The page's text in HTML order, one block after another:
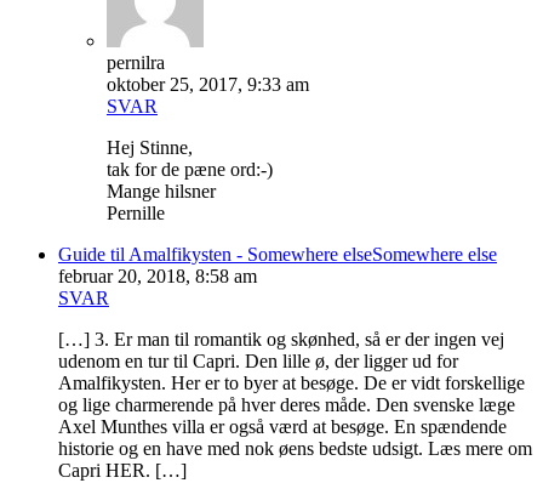
pernilra
oktober 25, 2017, 9:33 am
SVAR
Hej Stinne,
tak for de pæne ord:-)
Mange hilsner
Pernille
Guide til Amalfikysten - Somewhere elseSomewhere else
februar 20, 2018, 8:58 am
SVAR
[…] 3. Er man til romantik og skønhed, så er der ingen vej
udenom en tur til Capri. Den lille ø, der ligger ud for
Amalfikysten. Her er to byer at besøge. De er vidt forskellige
og lige charmerende på hver deres måde. Den svenske læge
Axel Munthes villa er også værd at besøge. En spændende
historie og en have med nok øens bedste udsigt. Læs mere om
Capri HER. […]